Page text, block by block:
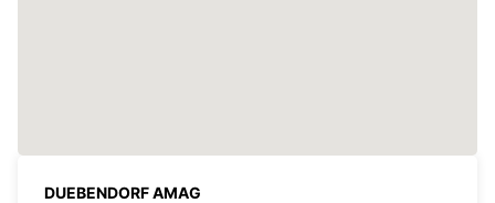
DUEBENDORF AMAG